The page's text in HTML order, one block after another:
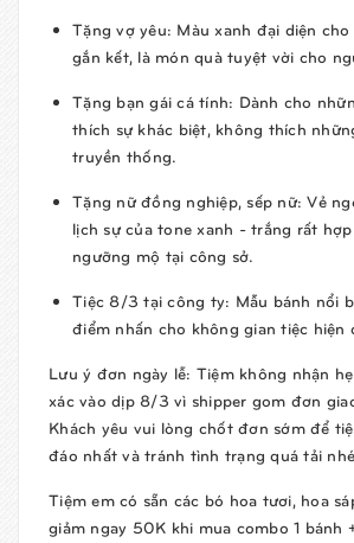
Tặng vợ yêu: Màu xanh đại diện
gắn kết, là món quà tuyệt vời cho
Tặng bạn gái cá tính: Dành cho
thích sự khác biệt, không thích
truyền thống.
Tặng nữ đồng nghiệp, sếp nữ: Vẻ
lịch sự của tone xanh - trắng rất
ngưỡng mộ tại công sở.
Tiệc 8/3 tại công ty: Mẫu bánh nổi
điểm nhấn cho không gian tiệc hiện
Lưu ý đơn ngày lễ: Tiệm không nhận
xác vào dịp 8/3 vì shipper gom đơn
Khách yêu vui lòng chốt đơn sớm để
đáo nhất và tránh tình trạng quá tải
Tiệm em có sẵn các bó hoa tươi, hoa
giảm ngay 50K khi mua combo 1 bánh